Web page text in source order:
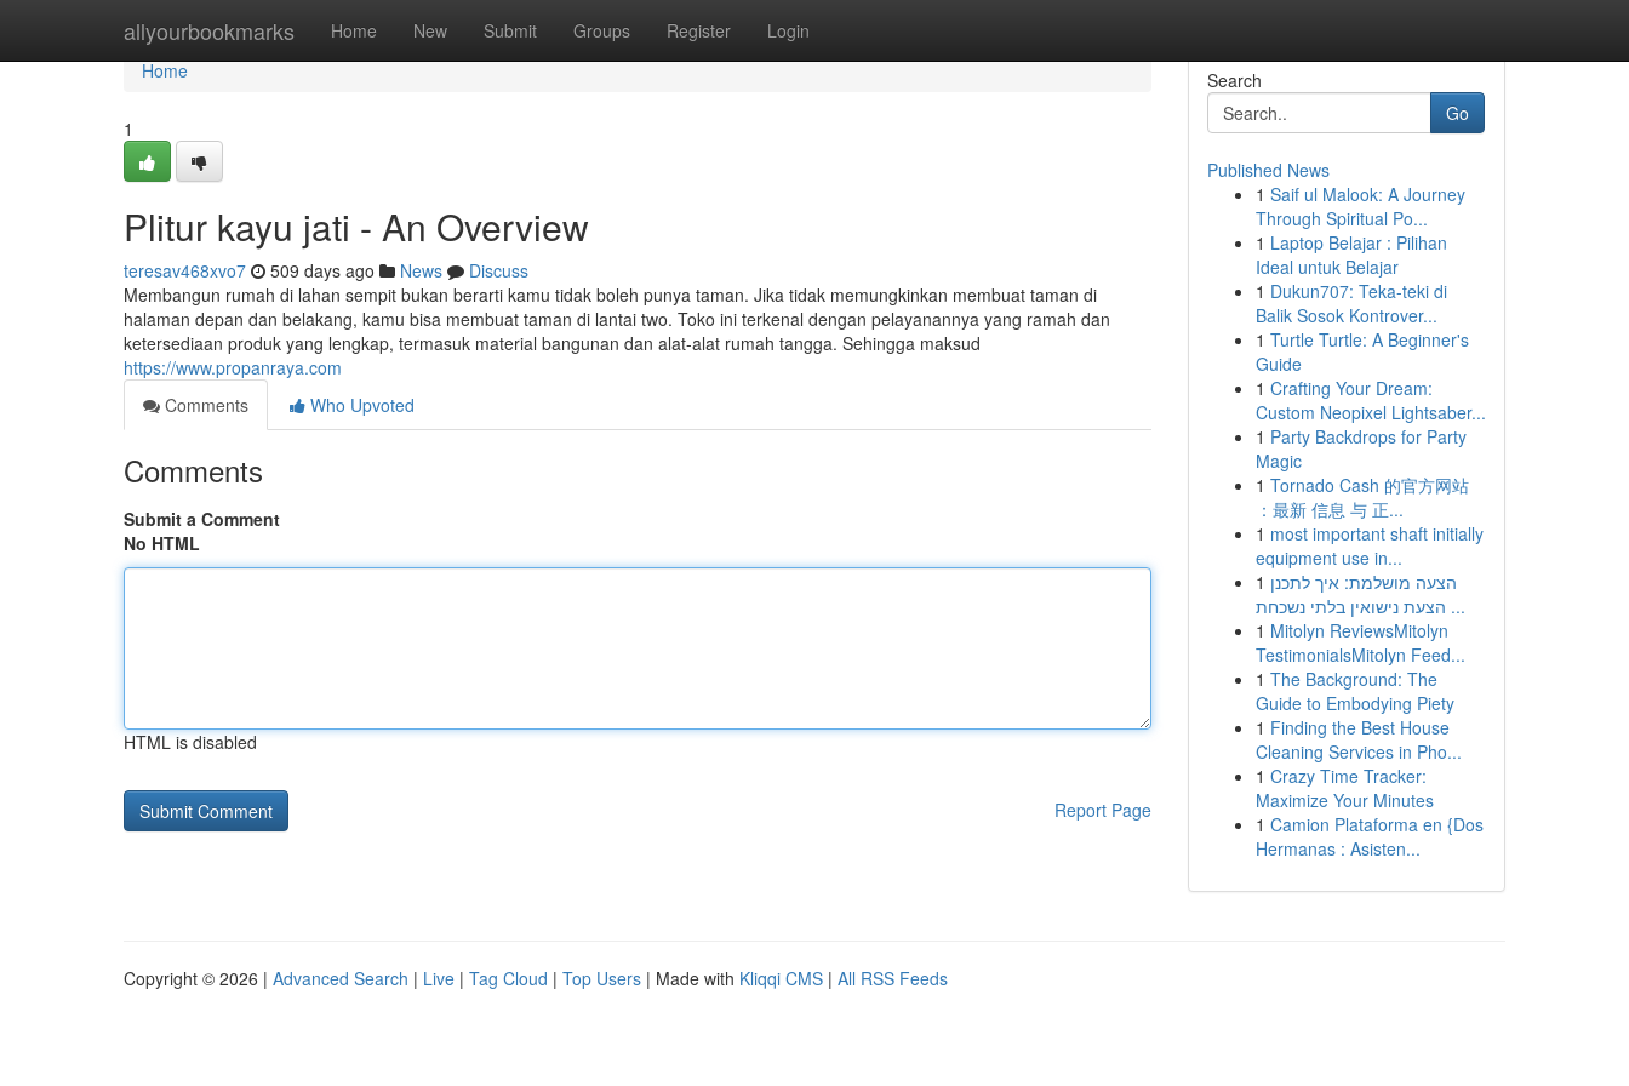
allyourbookmarks Home New Submit Groups Register Login
Home
Home
1
Plitur kayu jati - An Overview
teresav468xvo7 509 days ago News
Discuss
Membangun rumah di lahan sempit bukan berarti kamu tidak boleh punya taman. Jika tidak memungkinkan membuat taman di
halaman depan dan belakang, kamu bisa membuat taman di lantai two. Toko ini terkenal dengan pelayanannya yang ramah dan
ketersediaan produk yang lengkap, termasuk material bangunan dan alat-alat rumah tangga. Sehingga maksud
https://www.propanraya.com
Comments
Who Upvoted
Comments
Submit a Comment
No HTML
HTML is disabled
Report Page
Search
Go
Published News
1 Saif ul Malook: A Journey
Through Spiritual Po...
1 Laptop Belajar : Pilihan
Ideal untuk Belajar
1 Dukun707: Teka-teki di
Balik Sosok Kontrover...
1 Turtle Turtle: A Beginner's
Guide
1 Crafting Your Dream:
Custom Neopixel Lightsaber...
1 Party Backdrops for Party
Magic
1 Tornado Cash 的官方网站
：最新 信息 与 正...
1 most important shaft initially
equipment use in...
1 הצעה מושלמת: איך לתכנן
הצעת נישואין בלתי נשכחת ...
1 Mitolyn ReviewsMitolyn
TestimonialsMitolyn Feed...
1 The Background: The
Guide to Embodying Piety
1 Finding the Best House
Cleaning Services in Pho...
1 Crazy Time Tracker:
Maximize Your Minutes
1 Camion Plataforma en {Dos
Hermanas : Asisten...
Copyright © 2026 | Advanced Search | Live | Tag Cloud | Top Users | Made with Kliqqi CMS | All RSS Feeds